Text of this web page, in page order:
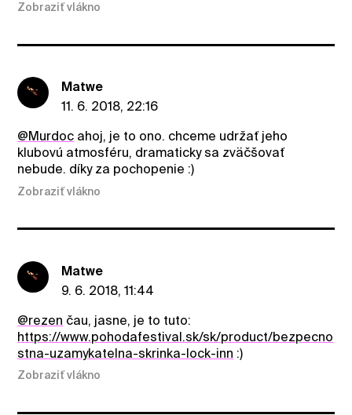
Zobraziť vlákno
Matwe
11. 6. 2018, 22:16
@Murdoc ahoj, je to ono. chceme udržať jeho
klubovú atmosféru, dramaticky sa zväčšovať
nebude. díky za pochopenie :)
Zobraziť vlákno
Matwe
9. 6. 2018, 11:44
@rezen čau, jasne, je to tuto:
https://www.pohodafestival.sk/sk/product/bezpecno
stna-uzamykatelna-skrinka-lock-inn :)
Zobraziť vlákno